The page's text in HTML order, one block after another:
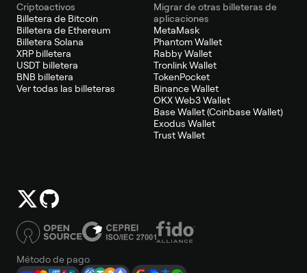
Criptoactivos
Billetera de Bitcoin
Billetera de Ethereum
Billetera Solana
XRP billetera
USDT billetera
BNB billetera
Ver todas las billeteras
Migrar de otras billeteras de
aplicaciones
MetaMask
Phantom Wallet
Rabby Wallet
Tronlink Wallet
TokenPocket
Binance Wallet
OKX Web3 Wallet
Base Wallet (Coinbase Wallet)
Exodus Wallet
Trust Wallet
Método de pago